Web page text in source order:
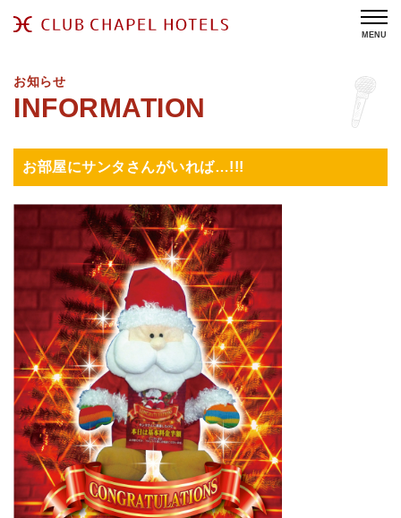
MENU
お知らせ
お部屋にサンタさんがいれば…!!!